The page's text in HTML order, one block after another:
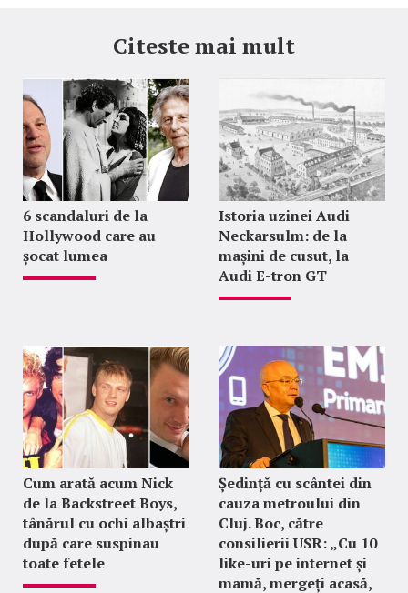
Citeste mai mult
6 scandaluri de la
Hollywood care au
șocat lumea
Istoria uzinei Audi
Neckarsulm: de la
mașini de cusut, la
Audi E-tron GT
Cum arată acum Nick
de la Backstreet Boys,
tânărul cu ochi albaștri
după care suspinau
toate fetele
Ședință cu scântei din
cauza metroului din
Cluj. Boc, către
consilierii USR: „Cu 10
like-uri pe internet și
mamă, mergeți acasă,